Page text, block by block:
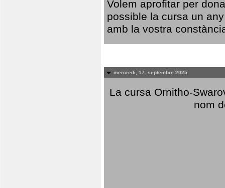
Volem aprofitar per
possible la cursa un
amb la vostra
mercredi, 17. septembre 2025
La cursa Ornitho-
nom